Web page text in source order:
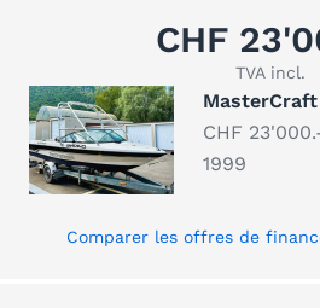
CHF
TVA incl.
CHF
1999
Comparer les offres de